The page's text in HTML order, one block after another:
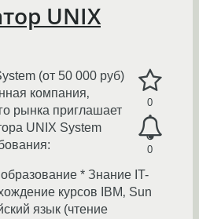
UNIX
0
0
(от 50 000 руб)
компания‚
рынка приглашает
UNIX System
* Знание IT-
курсов IBM‚ Sun
язык (чтение